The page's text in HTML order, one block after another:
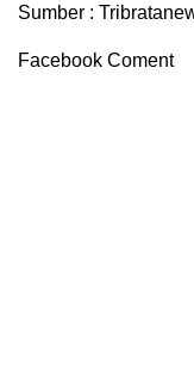
Sumber :
Facebook Coment